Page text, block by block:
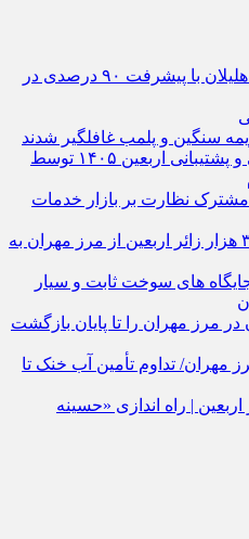
سنگین و پلمب غافلگیر شدند
تجلیل از رانندگان ناوگان آبرسانی و پشتیبانی اربعین ۱۴۰۵ توسط
مشترک نظارت بر بازار خدمات
های سوخت ثابت و سیار
مرز مهران را تا پایان بازگشت
| راه‌ اندازی «حسینه